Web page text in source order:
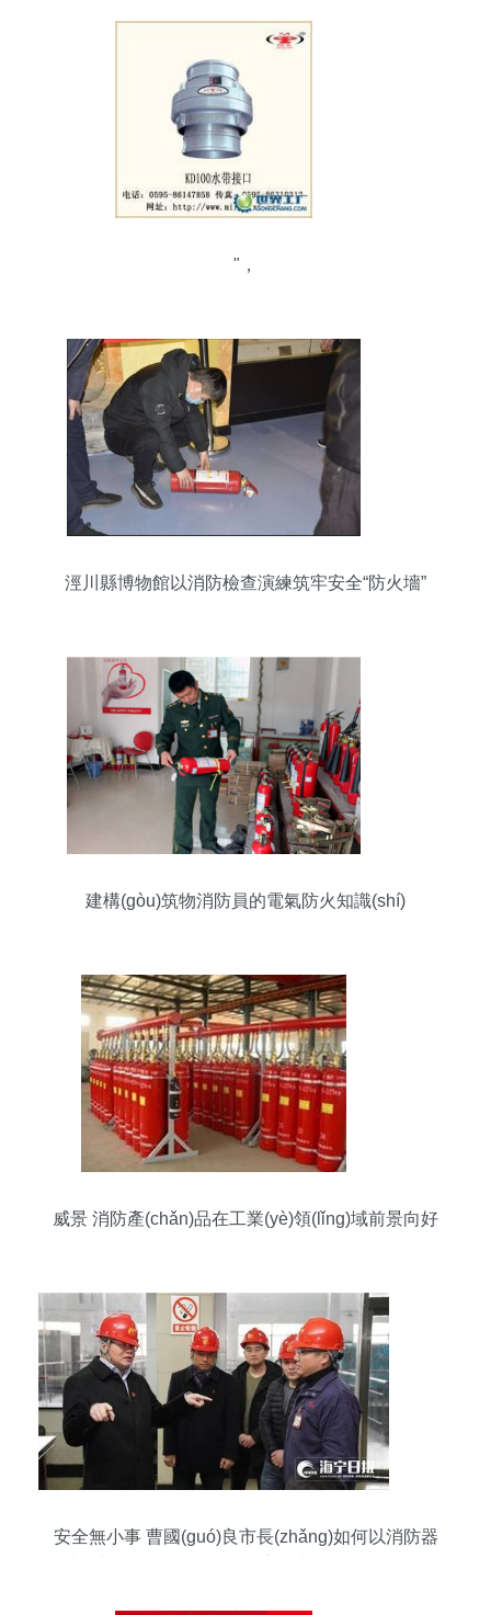
"，
涇川縣博物館以消防檢查演練筑牢安全“防火墻”
建構(gòu)筑物消防員的電氣防火知識(shí)
威景 消防產(chǎn)品在工業(yè)領(lǐng)域前景向好
安全無小事 曹國(guó)良市長(zhǎng)如何以消防器